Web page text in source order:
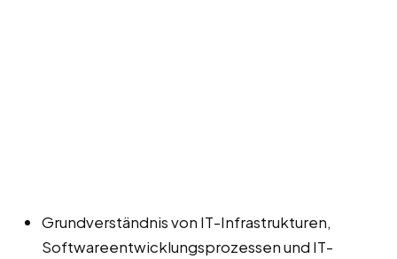
Grundverständnis von IT-Infrastrukturen,
Softwareentwicklungsprozessen und IT-